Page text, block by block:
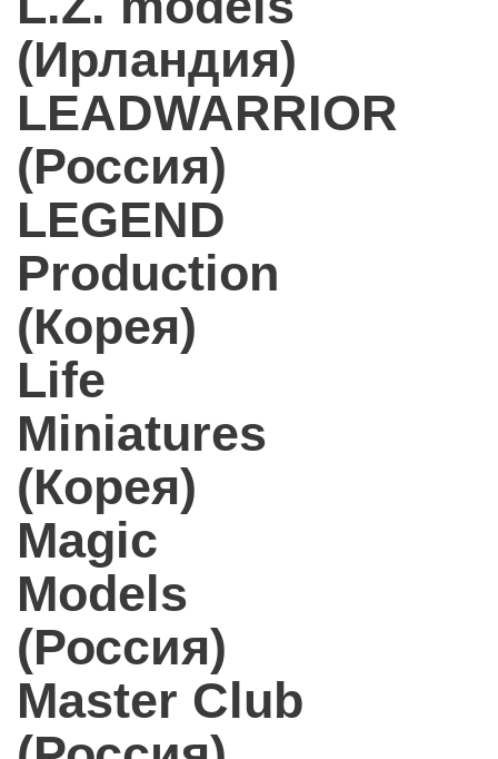
(Ирландия)
LEADWARRIOR
(Россия)
LEGEND
Production
(Корея)
Life
Miniatures
(Корея)
Magic
Models
(Россия)
Master Club